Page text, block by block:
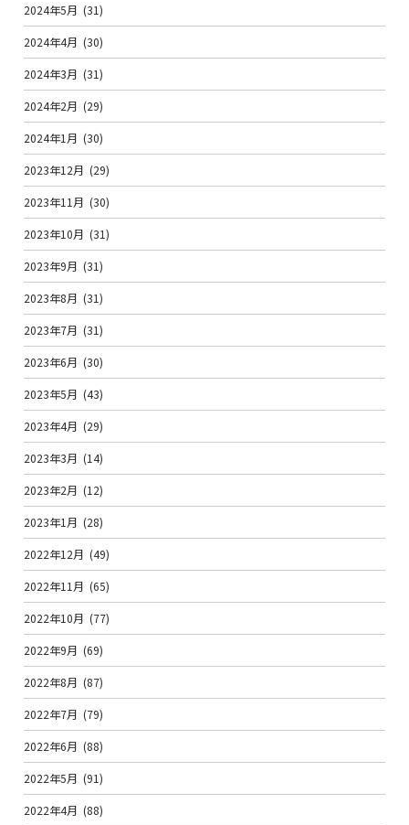
2024年5月 (31)
2024年4月 (30)
2024年3月 (31)
2024年2月 (29)
2024年1月 (30)
2023年12月 (29)
2023年11月 (30)
2023年10月 (31)
2023年9月 (31)
2023年8月 (31)
2023年7月 (31)
2023年6月 (30)
2023年5月 (43)
2023年4月 (29)
2023年3月 (14)
2023年2月 (12)
2023年1月 (28)
2022年12月 (49)
2022年11月 (65)
2022年10月 (77)
2022年9月 (69)
2022年8月 (87)
2022年7月 (79)
2022年6月 (88)
2022年5月 (91)
2022年4月 (88)